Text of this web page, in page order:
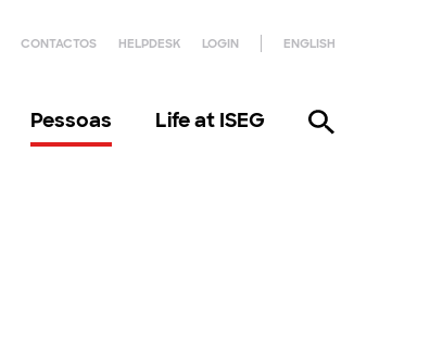
CONTACTOS HELPDESK LOGIN ENGLISH
Pessoas Life at ISEG